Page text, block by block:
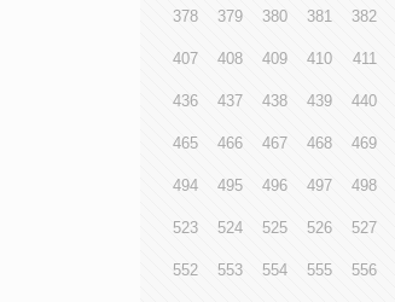
378 379 380 381 382
407 408 409 410 411
436 437 438 439 440
465 466 467 468 469
494 495 496 497 498
523 524 525 526 527
552 553 554 555 556